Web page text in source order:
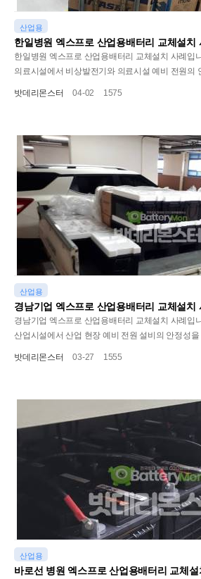
산업용
한일병원 엑스프로 산업용배터리 교체설치
한일병원 엑스프로 산업용배터리 교체설치 사례입
의료시설에서 비상발전기와 의료시설 예비 전원의
밧데리몬스터 04-02 1575
산업용
경남기업 엑스프로 산업용배터리 교체설치
경남기업 엑스프로 산업용배터리 교체설치 사례입
산업시설에서 산업 현장 예비 전원 설비의 안정성
밧데리몬스터 03-27 1555
산업용
바로선 병원 엑스프로 산업용배터리 교체설